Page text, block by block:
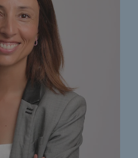
et territoriale
sociale et
social et territorial de